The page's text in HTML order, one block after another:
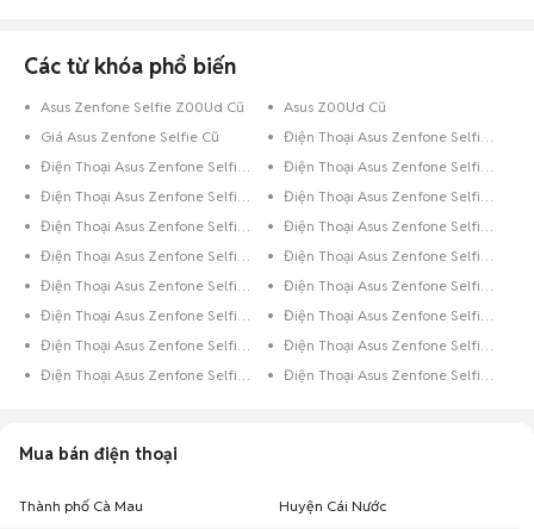
Asus Zenfone Selfie cũ với giá siêu tiết kiệm tại Cà Mau nhưng vẫn đảm
bảo chất lượng. Trường hợp bạn đang sở hữu chiếc điện thoại Asus cũ đã
qua sử dụng và muốn bán, hãy chụp hình lại và đăng tin rao bán ngay
trên Chợ Tốt.
Chúc các bạn có trải nghiệm mua bán điện thoại cũtuyệt vời trên Chợ
Tốt.
Các từ khóa phổ biến
Asus Zenfone Selfie Z00Ud Cũ
Asus Z00Ud Cũ
Giá Asus Zenfone Selfie Cũ
Điện Thoại Asus Zenfone Selfie Trắng
Điện Thoại Asus Zenfone Selfie Đen
Điện Thoại Asus Zenfone Selfie 8GB Xanh Dương
Điện Thoại Asus Zenfone Selfie 8GB Đen
Điện Thoại Asus Zenfone Selfie 64GB Xanh Dương
Điện Thoại Asus Zenfone Selfie 64GB Vàng
Điện Thoại Asus Zenfone Selfie 64GB Trắng
Điện Thoại Asus Zenfone Selfie 64GB Hồng
Điện Thoại Asus Zenfone Selfie 64GB Đen
Điện Thoại Asus Zenfone Selfie 32GB Xanh Lá
Điện Thoại Asus Zenfone Selfie 32GB Xanh Dương
Điện Thoại Asus Zenfone Selfie 32GB Xám
Điện Thoại Asus Zenfone Selfie 32GB Vàng
Điện Thoại Asus Zenfone Selfie 32GB Trắng
Điện Thoại Asus Zenfone Selfie 32GB Hồng
Điện Thoại Asus Zenfone Selfie 32GB Đen
Điện Thoại Asus Zenfone Selfie 32GB Bạc
Mua bán điện thoại
Thành phố Cà Mau Huyện Cái Nước